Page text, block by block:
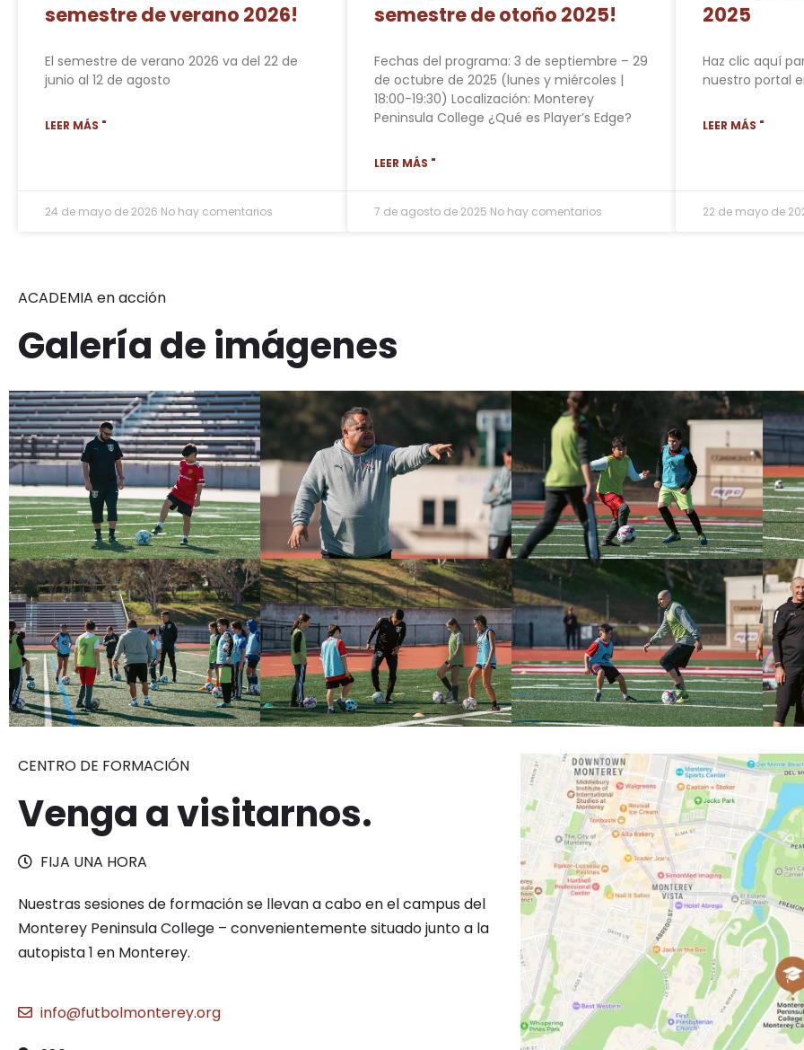
semestre de verano 2026!
El semestre de verano 2026 va del 22 de
junio al 12 de agosto
LEER MÁS "
24 de mayo de 2026 No hay comentarios
semestre de otoño 2025!
Fechas del programa: 3 de septiembre – 29
de octubre de 2025 (lunes y miércoles |
18:00-19:30) Localización: Monterey
Peninsula College ¿Qué es Player’s Edge?
LEER MÁS "
7 de agosto de 2025 No hay comentarios
2025
Haz clic aquí
nuestro portal
LEER MÁS "
22 de mayo de
ACADEMIA en acción
Galería de imágenes
CENTRO DE FORMACIÓN
Venga a visitarnos.
FIJA UNA HORA
Nuestras sesiones de formación se llevan a cabo en el campus del
Monterey Peninsula College – convenientemente situado junto a la
autopista 1 en Monterey.
info@futbolmonterey.org